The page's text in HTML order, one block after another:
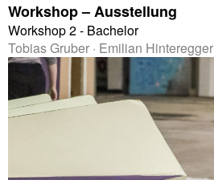
Workshop – Ausstellung
Workshop 2 - Bachelor
Tobias Gruber · Emilian Hinteregger